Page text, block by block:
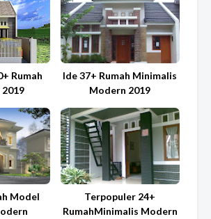
Rumah
Ide 37+ Rumah Minimalis
Modern 2019
Model
Terpopuler 24+
RumahMinimalis Modern